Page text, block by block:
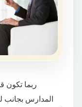
ربما تكون
المدارس بجانب